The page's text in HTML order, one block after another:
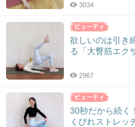
3034
欲しいのは引き
る「大臀筋エク
2967
30秒だから続く
くびれストレッ